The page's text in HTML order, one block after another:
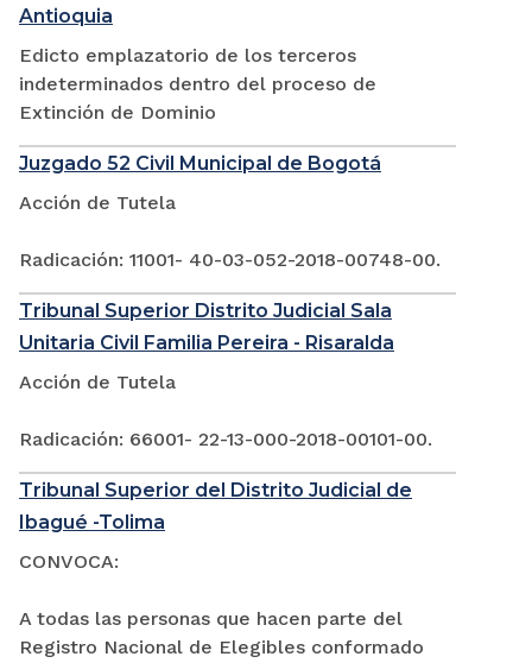
Antioquia
Edicto emplazatorio de los terceros
indeterminados dentro del proceso de
Extinción de Dominio
Juzgado 52 Civil Municipal de Bogotá
Acción de Tutela
Radicación: 11001- 40-03-052-2018-00748-00.
Tribunal Superior Distrito Judicial Sala
Unitaria Civil Familia Pereira - Risaralda
Acción de Tutela
Radicación: 66001- 22-13-000-2018-00101-00.
Tribunal Superior del Distrito Judicial de
Ibagué -Tolima
CONVOCA:
A todas las personas que hacen parte del
Registro Nacional de Elegibles conformado